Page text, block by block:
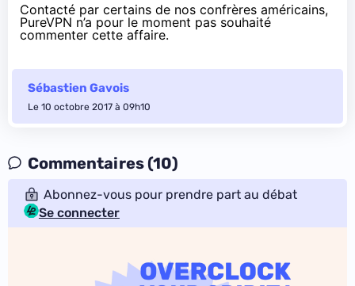
Contacté par certains de nos confrères américains,
PureVPN n’a pour le moment pas souhaité
commenter cette affaire.
Sébastien Gavois
Le 10 octobre 2017 à 09h10
Commentaires (10)
Abonnez-vous pour prendre part au débat
Se connecter